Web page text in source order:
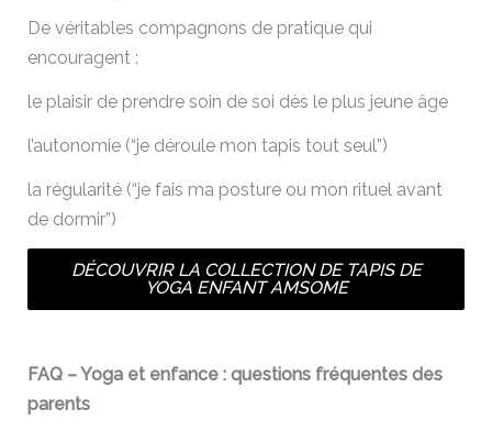
De véritables compagnons de pratique qui
encouragent :
le plaisir de prendre soin de soi dès le plus jeune âge
l’autonomie (“je déroule mon tapis tout seul”)
la régularité (“je fais ma posture ou mon rituel avant
de dormir”)
DÉCOUVRIR LA COLLECTION DE TAPIS DE
YOGA ENFANT AMSOME
FAQ – Yoga et enfance : questions fréquentes des
parents